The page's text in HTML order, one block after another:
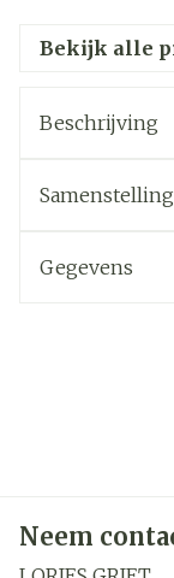
Bekijk alle
Beschrijving
Samenstelling
Gegevens
Neem